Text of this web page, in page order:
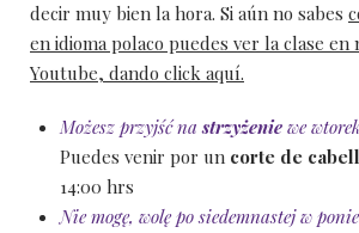
decir muy bien la hora. Si aún no sabes
en idioma polaco puedes ver la clase en
Youtube, dando click aquí.
Możesz przyjść nastrzyżenie we
Puedes venir por un corte de
14:00 hrs
Nie mogę, wolę po siedemnastej w